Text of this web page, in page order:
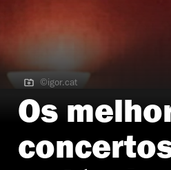
©igor.cat
©igor.cat
Os